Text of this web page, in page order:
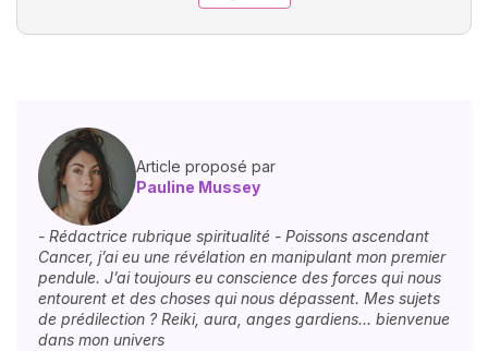
Article proposé par
Pauline Mussey
- Rédactrice rubrique spiritualité - Poissons ascendant
Cancer, j’ai eu une révélation en manipulant mon premier
pendule. J’ai toujours eu conscience des forces qui nous
entourent et des choses qui nous dépassent. Mes sujets
de prédilection ? Reiki, aura, anges gardiens… bienvenue
dans mon univers